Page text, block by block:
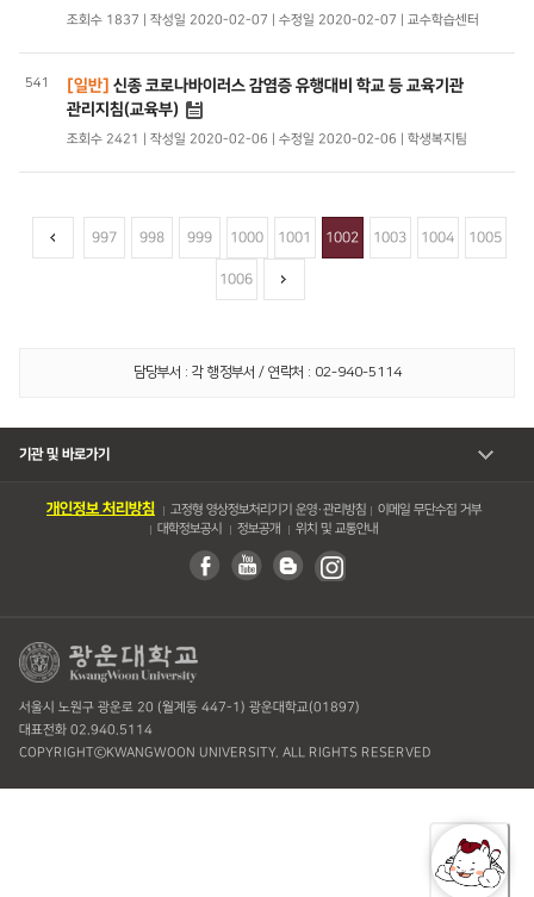
조회수 1837 | 작성일 2020-02-07 | 수정일 2020-02-07 | 교수학습센터
541 [일반] 신종 코로나바이러스 감염증 유행대비 학교 등 교육기관
관리지침(교육부)
조회수 2421 | 작성일 2020-02-06 | 수정일 2020-02-06 | 학생복지팀
997 998 999 1000 1001 1002 1003 1004 1005
1006
담당부서 : 각 행정부서 / 연락처 : 02-940-5114
기관 및 바로가기
개인정보 처리방침 고정형 영상정보처리기기 운영・관리방침
이메일 무단수집 거부
대학정보공시
정보공개 위치 및 교통안내
서울시 노원구 광운로 20 (월계동 447-1) 광운대학교(01897)
대표전화 02.940.5114
COPYRIGHTⓒKWANGWOON UNIVERSITY. ALL RIGHTS RESERVED